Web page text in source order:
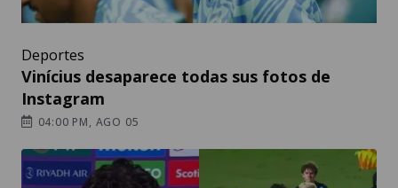
Deportes
Vinícius desaparece todas sus fotos de
Instagram
04:00 PM, AGO 05